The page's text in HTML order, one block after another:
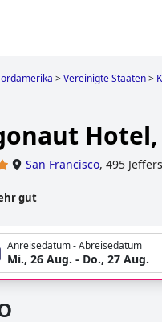
>Vereinigte Staaten>
San Francisco, 495
gut
Anreisedatum - Abreisedatum
Mi., 26 Aug. - Do., 27 Aug.